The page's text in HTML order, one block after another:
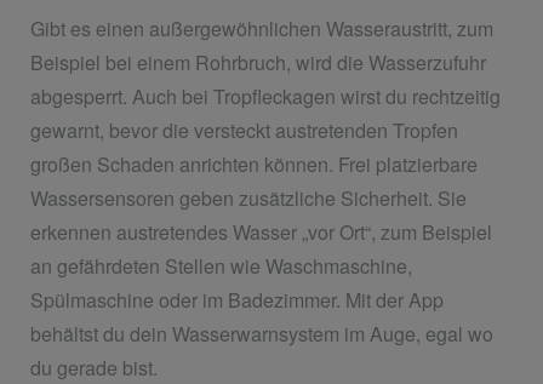
Gibt es einen außergewöhnlichen Wasseraustritt, zum
Beispiel bei einem Rohrbruch, wird die Wasserzufuhr
abgesperrt. Auch bei Tropfleckagen wirst du rechtzeitig
gewarnt, bevor die versteckt austretenden Tropfen
großen Schaden anrichten können. Frei platzierbare
Wassersensoren geben zusätzliche Sicherheit. Sie
erkennen austretendes Wasser „vor Ort“, zum Beispiel
an gefährdeten Stellen wie Waschmaschine,
Spülmaschine oder im Badezimmer. Mit der App
behältst du dein Wasserwarnsystem im Auge, egal wo
du gerade bist.